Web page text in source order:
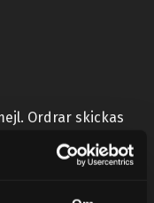
Ordrar skickas
2/7 -9/7 är